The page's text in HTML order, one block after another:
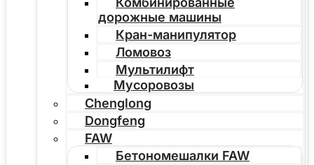
дорожные машины
Кран-манипулятор
Ломовоз
Мультилифт
Мусоровозы
Chenglong
Dongfeng
FAW
Бетономешалки FAW